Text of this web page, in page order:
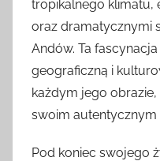
tropikalnego klimatu,
oraz dramatycznymi
Andów. Ta
geograficzną i
każdym jego
swoim
Pod koniec swojego